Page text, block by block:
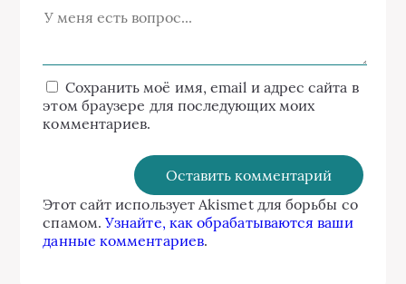
Сохранить моё имя, email и адрес сайта в
этом браузере для последующих моих
комментариев.
Этот сайт использует Akismet для борьбы со
спамом.Узнайте, как обрабатываются ваши
данные комментариев.